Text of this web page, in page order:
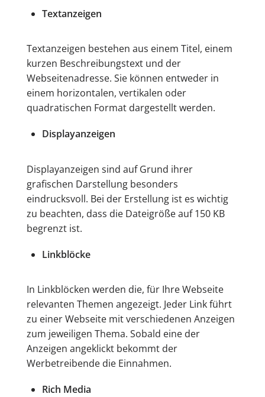
Textanzeigen
Textanzeigen bestehen aus einem Titel, einem
kurzen Beschreibungstext und der
Webseitenadresse. Sie können entweder in
einem horizontalen, vertikalen oder
quadratischen Format dargestellt werden.
Displayanzeigen
Displayanzeigen sind auf Grund ihrer
grafischen Darstellung besonders
eindrucksvoll. Bei der Erstellung ist es wichtig
zu beachten, dass die Dateigröße auf 150 KB
begrenzt ist.
Linkblöcke
In Linkblöcken werden die, für Ihre Webseite
relevanten Themen angezeigt. Jeder Link führt
zu einer Webseite mit verschiedenen Anzeigen
zum jeweiligen Thema. Sobald eine der
Anzeigen angeklickt bekommt der
Werbetreibende die Einnahmen.
Rich Media